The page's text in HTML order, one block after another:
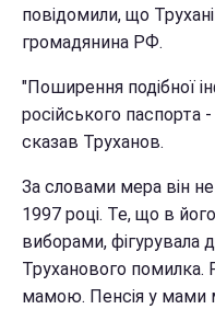
повідомили, що
громадянина РФ.
"Поширення подібної
російського паспорта
сказав Труханов.
За словами мера він
1997 році. Те, що в його
виборами, фігурувала
Труханового
мамою. Пенсія у мами